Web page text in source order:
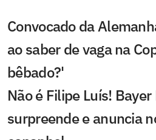
Convocado da
ao saber de vaga na
bêbado?'
Não é Filipe Luís!
surpreende e anuncia